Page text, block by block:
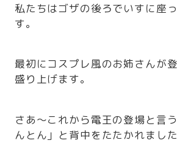
私たちはゴザの後ろでいすに座
す。
最初にコスプレ風のお姉さんが
盛り上げます。
さあ～これから電王の登場と言
んとん」と背中をたたかれました